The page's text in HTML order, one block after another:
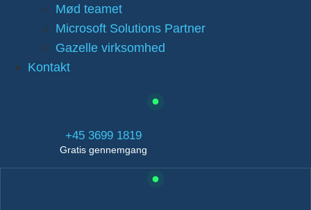
Mød teamet
Microsoft Solutions Partner
Gazelle virksomhed
Kontakt
+45 3699 1819
Gratis gennemgang